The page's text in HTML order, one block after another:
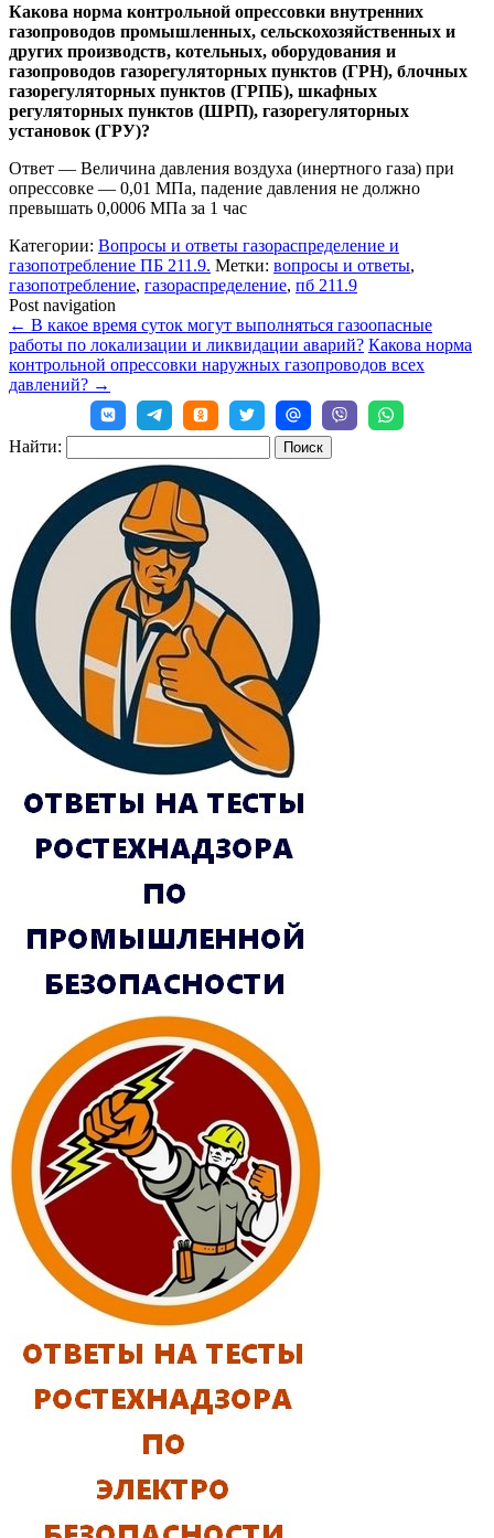
Какова норма контрольной опрессовки внутренних
газопроводов промышленных, сельскохозяйственных и
других производств, котельных, оборудования и
газопроводов газорегуляторных пунктов (ГРН), блочных
газорегуляторных пунктов (ГРПБ), шкафных
регуляторных пунктов (ШРП), газорегуляторных
установок (ГРУ)?
Ответ — Величина давления воздуха (инертного газа) при
опрессовке — 0,01 МПa, падение давления не должно
превышать 0,0006 МПа за 1 час
Категории: Вопросы и ответы газораспределение и
газопотребление ПБ 211.9. Метки: вопросы и ответы,
газопотребление, газораспределение, пб 211.9
Post navigation
← В какое время суток могут выполняться газоопасные
работы по локализации и ликвидации аварий? Какова норма
контрольной опрессовки наружных газопроводов всех
давлений? →
Найти: